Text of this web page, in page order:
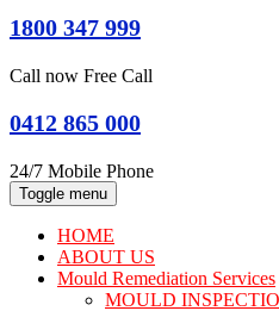
1800 347 999
Call now Free Call
0412 865 000
24/7 Mobile Phone
Toggle menu
HOME
ABOUT US
Mould Remediation Services
MOULD